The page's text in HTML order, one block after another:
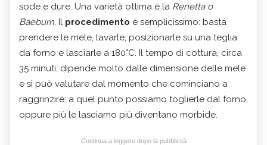
sode e dure. Una varietà ottima è la Renetta o
Baeburn. Il procedimento è semplicissimo: basta
prendere le mele, lavarle, posizionarle su una teglia
da forno e lasciarle a 180°C. Il tempo di cottura, circa
35 minuti, dipende molto dalle dimensione delle mele
e si può valutare dal momento che cominciano a
raggrinzire: a quel punto possiamo toglierle dal forno,
oppure più le lasciamo più diventano morbide.
Continua a leggere dopo la pubblicità